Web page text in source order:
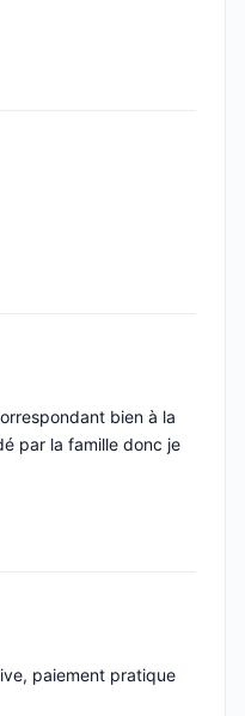
bien à la
par la famille donc je
paiement pratique